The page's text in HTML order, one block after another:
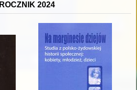
ROCZNIK 2024